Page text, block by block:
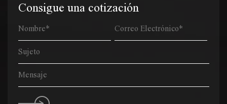
Consigue una cotización